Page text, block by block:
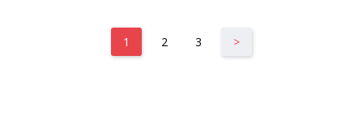
1 2 3 >